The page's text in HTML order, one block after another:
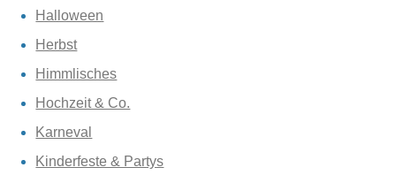
Halloween
Herbst
Himmlisches
Hochzeit & Co.
Karneval
Kinderfeste & Partys